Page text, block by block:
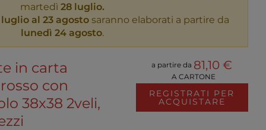
martedì 28 luglio.
al 23 agosto saranno elaborati a partire da
lunedì 24 agosto.
in carta
con
38x38 2veli,
a partire da 81,10 €
A CARTONE
REGISTRATI PER
ACQUISTARE